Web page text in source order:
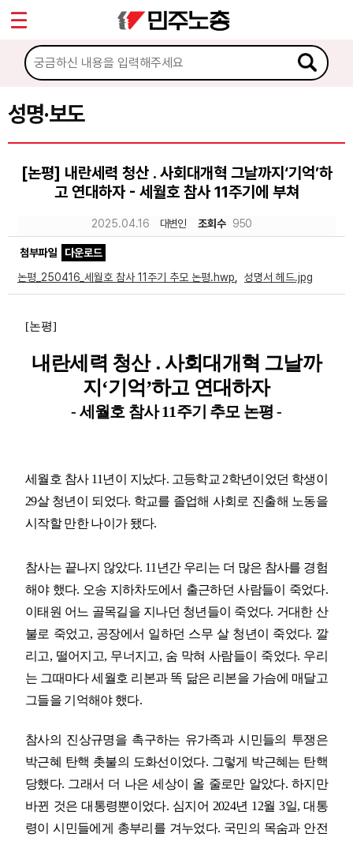
성명·보도
[논평] 내란세력 청산 ․ 사회대개혁 그날까지‘기억’하
고 연대하자 - 세월호 참사 11주기에 부쳐
2025.04.16 대변인 조회수 950
첨부파일
다운로드
논평_250416_세월호 참사 11주기 추모 논평.hwp
성명서 헤드.jpg
[논평]
내란세력 청산 ․ 사회대개혁 그날까
지 ‘기억’하고 연대하자
- 세월호 참사11주기 추모 논평-
세월호 참사 11 년이 지났다. 고등학교 2학년이었던 학생이
29살 청년이 되었다. 학교를 졸업해 사회로 진출해 노동을
시작할 만한 나이가 됐다.
참사는 끝나지 않았다. 11 년간 우리는 더 많은 참사를 경험
해야 했다. 오송 지하차도에서 출근하던 사람들이 죽었다.
이태원 어느 골목길을 지나던 청년들이 죽었다. 거대한 산
불로 죽었고, 공장에서 일하던 스무 살 청년이 죽었다. 깔
리고, 떨어지고, 무너지고, 숨 막혀 사람들이 죽었다. 우리
는 그때마다 세월호 리본과 똑 닮은 리본을 가슴에 매달고
그들을 기억해야 했다.
참사의 진상규명을 촉구하는 유가족과 시민들의 투쟁은
박근혜 탄핵 촛불의 도화선이었다. 그렇게 박근혜는 탄핵
당했다. 그래서 더 나은 세상이 올 줄로만 알았다.하지만
바뀐 것은 대통령뿐이었다. 심지어 2024년 12월3일,대통
령이 시민들에게 총부리를 겨누었다. 국민의 목숨과 안전
마이페이지
소개
소식
공지사항
성명·보도
노동상담
자료
Sketchbook5, 스케치북5
Sketchbook5, 스케치북5